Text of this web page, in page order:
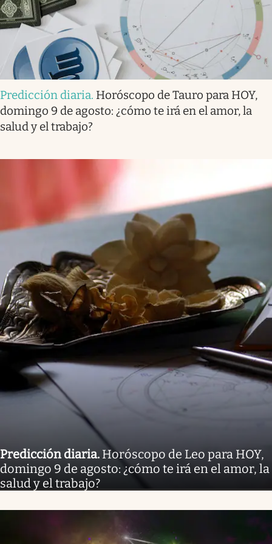
Predicción diaria. Horóscopo de Tauro para HOY,
domingo 9 de agosto: ¿cómo te irá en el amor, la
salud y el trabajo?
Predicción diaria. Horóscopo de Leo para HOY,
domingo 9 de agosto: ¿cómo te irá en el amor, la
salud y el trabajo?